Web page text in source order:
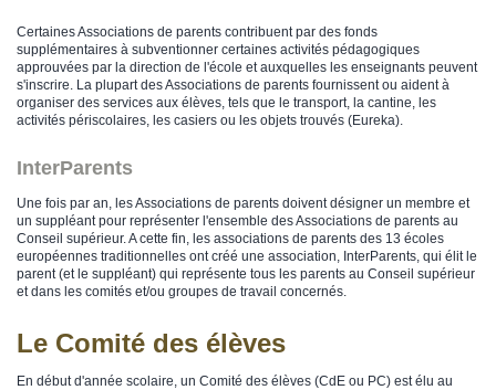
Certaines Associations de parents contribuent par des fonds
supplémentaires à subventionner certaines activités pédagogiques
approuvées par la direction de l'école et auxquelles les enseignants peuvent
s'inscrire. La plupart des Associations de parents fournissent ou aident à
organiser des services aux élèves, tels que le transport, la cantine, les
activités périscolaires, les casiers ou les objets trouvés (Eureka).
InterParents
Une fois par an, les Associations de parents doivent désigner un membre et
un suppléant pour représenter l'ensemble des Associations de parents au
Conseil supérieur. A cette fin, les associations de parents des 13 écoles
européennes traditionnelles ont créé une association, InterParents, qui élit le
parent (et le suppléant) qui représente tous les parents au Conseil supérieur
et dans les comités et/ou groupes de travail concernés.
Le Comité des élèves
En début d'année scolaire, un Comité des élèves (CdE ou PC) est élu au